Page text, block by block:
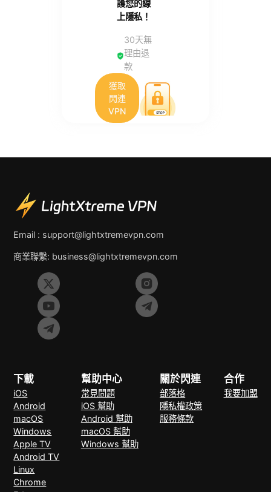
護您的線
上隱私！
30天無
理由退
款
獲取
閃連
VPN
Email : support@lightxtremevpn.com
商業聯繫: business@lightxtremevpn.com
下載
iOS
Android
macOS
Windows
Apple TV
Android TV
Linux
Chrome
幫助中心
常見問題
iOS 幫助
Android 幫助
macOS 幫助
Windows 幫助
關於閃連
部落格
隱私權政策
服務條款
合作
我要加盟